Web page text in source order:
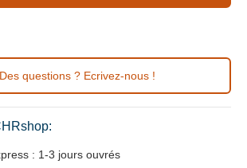
Des questions ? Ecrivez-nous !
: 1-3 jours ouvrés